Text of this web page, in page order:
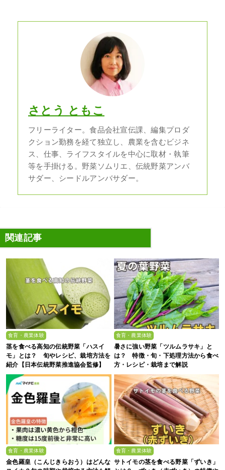
さとう ともこ
フリーライター。食品会社宣伝課、編集プロダ
クション勤務を経て独立し、農業を含むビジネ
ス、仕事、ライフスタイルを中心に取材・執筆
等を手掛ける。野菜ソムリエ、伝統野菜アンバ
サダー、シードルアンバサダー。
関連記事
食育・農業体験
茎を食べる高知の伝統野菜「ハスイ
モ」とは？ 旬やレシピ、栽培方法を
紹介【日本伝統野菜推進協会監修】
食育・農業体験
暑さに強い野菜「ツルムラサキ」と
は？ 特徴・旬・下処理方法から食べ
方・レシピ・栽培まで解説
食育・農業体験
金色羅皇（こんじきらおう）はどんな
食育・農業体験
サトイモの茎を食べる野菜「ずいき」